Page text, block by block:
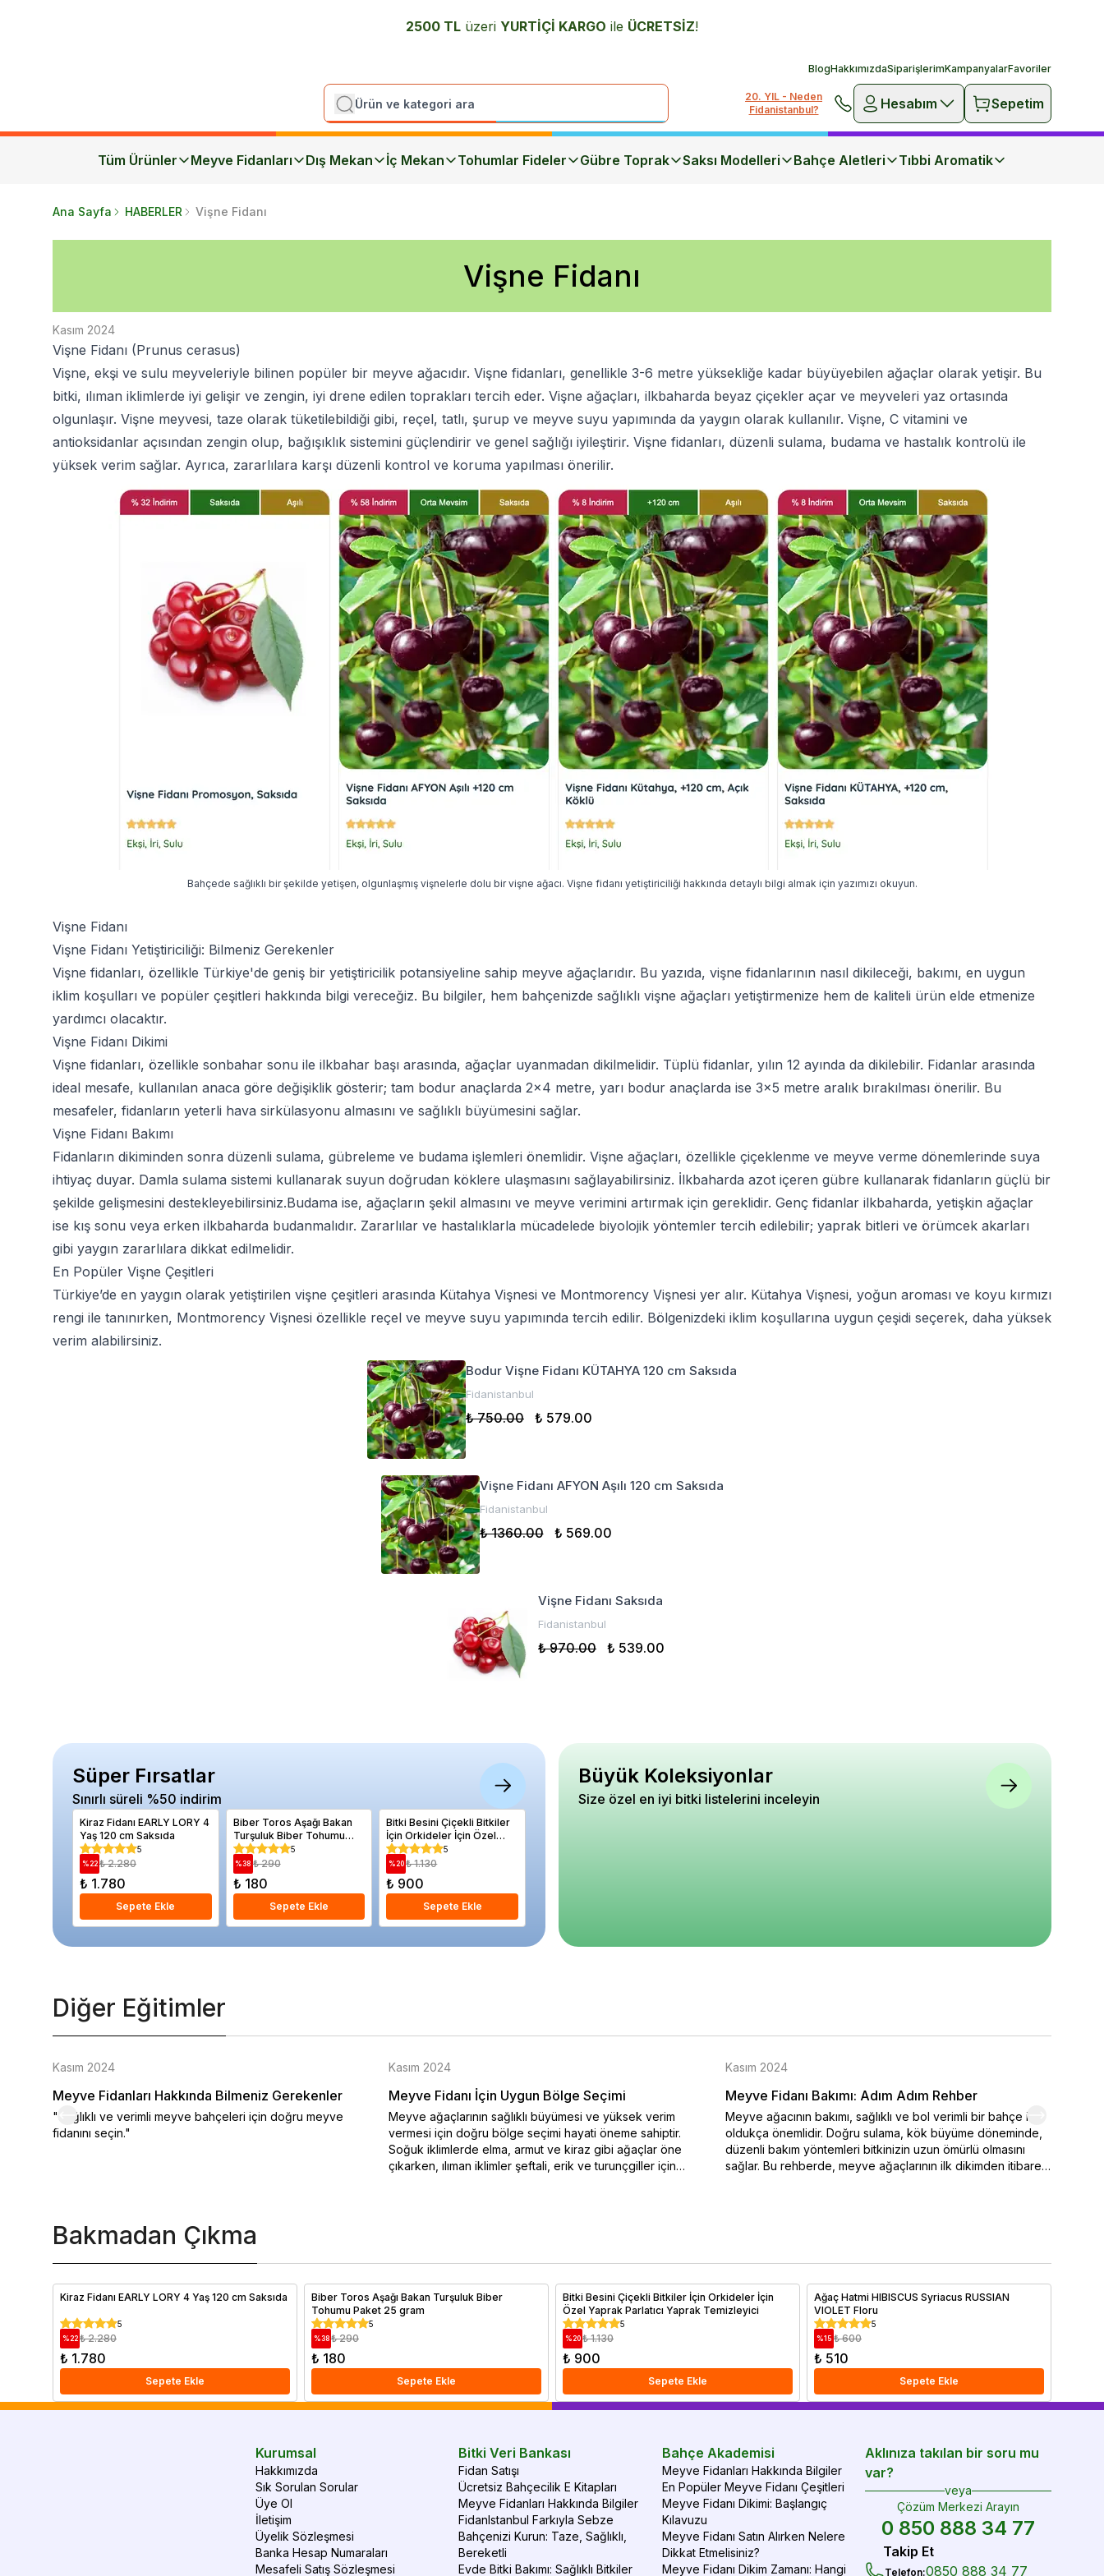
2500 TL üzeri YURTİÇİ KARGO ile ÜCRETSİZ!
BlogHakkımızdaSiparişlerimKampanyalarFavoriler
20. YIL - Neden
Fidanistanbul?
Hesabım Sepetim
Tüm Ürünler Meyve Fidanları Dış Mekan İç Mekan Tohumlar Fideler Gübre Toprak Saksı Modelleri Bahçe Aletleri Tıbbi Aromatik
Ana Sayfa HABERLER Vişne Fidanı
Vişne Fidanı
Kasım 2024
Vişne Fidanı (Prunus cerasus)
Vişne, ekşi ve sulu meyveleriyle bilinen popüler bir meyve ağacıdır. Vişne fidanları, genellikle 3-6 metre yüksekliğe kadar büyüyebilen ağaçlar olarak yetişir. Bu
bitki, ılıman iklimlerde iyi gelişir ve zengin, iyi drene edilen toprakları tercih eder. Vişne ağaçları, ilkbaharda beyaz çiçekler açar ve meyveleri yaz ortasında
olgunlaşır. Vişne meyvesi, taze olarak tüketilebildiği gibi, reçel, tatlı, şurup ve meyve suyu yapımında da yaygın olarak kullanılır. Vişne, C vitamini ve
antioksidanlar açısından zengin olup, bağışıklık sistemini güçlendirir ve genel sağlığı iyileştirir. Vişne fidanları, düzenli sulama, budama ve hastalık kontrolü ile
yüksek verim sağlar. Ayrıca, zararlılara karşı düzenli kontrol ve koruma yapılması önerilir.
Bahçede sağlıklı bir şekilde yetişen, olgunlaşmış vişnelerle dolu bir vişne ağacı. Vişne fidanı yetiştiriciliği hakkında detaylı bilgi almak için yazımızı okuyun.
Vişne Fidanı
Vişne Fidanı Yetiştiriciliği: Bilmeniz Gerekenler
Vişne fidanları, özellikle Türkiye'de geniş bir yetiştiricilik potansiyeline sahip meyve ağaçlarıdır. Bu yazıda, vişne fidanlarının nasıl dikileceği, bakımı, en uygun
iklim koşulları ve popüler çeşitleri hakkında bilgi vereceğiz. Bu bilgiler, hem bahçenizde sağlıklı vişne ağaçları yetiştirmenize hem de kaliteli ürün elde etmenize
yardımcı olacaktır.
Vişne Fidanı Dikimi
Vişne fidanları, özellikle sonbahar sonu ile ilkbahar başı arasında, ağaçlar uyanmadan dikilmelidir. Tüplü fidanlar, yılın 12 ayında da dikilebilir. Fidanlar arasında
ideal mesafe, kullanılan anaca göre değişiklik gösterir; tam bodur anaçlarda 2x4 metre, yarı bodur anaçlarda ise 3x5 metre aralık bırakılması önerilir. Bu
mesafeler, fidanların yeterli hava sirkülasyonu almasını ve sağlıklı büyümesini sağlar.
Vişne Fidanı Bakımı
Fidanların dikiminden sonra düzenli sulama, gübreleme ve budama işlemleri önemlidir. Vişne ağaçları, özellikle çiçeklenme ve meyve verme dönemlerinde suya
ihtiyaç duyar. Damla sulama sistemi kullanarak suyun doğrudan köklere ulaşmasını sağlayabilirsiniz. İlkbaharda azot içeren gübre kullanarak fidanların güçlü bir
şekilde gelişmesini destekleyebilirsiniz.Budama ise, ağaçların şekil almasını ve meyve verimini artırmak için gereklidir. Genç fidanlar ilkbaharda, yetişkin ağaçlar
ise kış sonu veya erken ilkbaharda budanmalıdır. Zararlılar ve hastalıklarla mücadelede biyolojik yöntemler tercih edilebilir; yaprak bitleri ve örümcek akarları
gibi yaygın zararlılara dikkat edilmelidir.
En Popüler Vişne Çeşitleri
Türkiye’de en yaygın olarak yetiştirilen vişne çeşitleri arasında Kütahya Vişnesi ve Montmorency Vişnesi yer alır. Kütahya Vişnesi, yoğun aroması ve koyu kırmızı
rengi ile tanınırken, Montmorency Vişnesi özellikle reçel ve meyve suyu yapımında tercih edilir. Bölgenizdeki iklim koşullarına uygun çeşidi seçerek, daha yüksek
verim alabilirsiniz.
Bodur Vişne Fidanı KÜTAHYA 120 cm Saksıda
Fidanistanbul
₺ 750.00 ₺ 579.00
Vişne Fidanı AFYON Aşılı 120 cm Saksıda
Fidanistanbul
₺ 1360.00 ₺ 569.00
Vişne Fidanı Saksıda
Fidanistanbul
₺ 970.00 ₺ 539.00
Süper Fırsatlar
Sınırlı süreli %50 indirim
Kiraz Fidanı EARLY LORY 4
Yaş 120 cm Saksıda
5
% 22 ₺ 2.280
₺ 1.780
Sepete Ekle
Biber Toros Aşağı Bakan
Turşuluk Biber Tohumu
Paket 25 gram
5
%38 ₺ 290
₺ 180
Sepete Ekle
Bitki Besini Çiçekli Bitkiler
İçin Orkideler İçin Özel
Yaprak Parlatıcı Yaprak
Temizleyici
5
% 20 ₺ 1.130
₺ 900
Sepete Ekle
Büyük Koleksiyonlar
Size özel en iyi bitki listelerini inceleyin
Diğer Eğitimler
Kasım 2024
Meyve Fidanları Hakkında Bilmeniz Gerekenler
"Sağlıklı ve verimli meyve bahçeleri için doğru meyve
fidanını seçin."
Kasım 2024
Meyve Fidanı İçin Uygun Bölge Seçimi
Meyve ağaçlarının sağlıklı büyümesi ve yüksek verim
vermesi için doğru bölge seçimi hayati öneme sahiptir.
Soğuk iklimlerde elma, armut ve kiraz gibi ağaçlar öne
çıkarken, ılıman iklimler şeftali, erik ve turunçgiller için
verimli ve sağlıklı meyve hasadı elde edebilirsiniz.
Kasım 2024
Meyve Fidanı Bakımı: Adım Adım Rehber
Meyve ağacının bakımı, sağlıklı ve bol verimli bir bahçe için
oldukça önemlidir. Doğru sulama, kök büyüme döneminde,
düzenli bakım yöntemleri bitkinizin uzun ömürlü olmasını
sağlar. Bu rehberde, meyve ağaçlarının ilk dikimden itibaren
almak için ipuçlarımızı hemen bitiriyoruz!
Bakmadan Çıkma
Kiraz Fidanı EARLY LORY 4 Yaş 120 cm Saksıda
5
% 22 ₺ 2.280
₺ 1.780
Sepete Ekle
Biber Toros Aşağı Bakan Turşuluk Biber
Tohumu Paket 25 gram
5
%38 ₺ 290
₺ 180
Sepete Ekle
Bitki Besini Çiçekli Bitkiler İçin Orkideler İçin
Özel Yaprak Parlatıcı Yaprak Temizleyici
5
% 20 ₺ 1.130
₺ 900
Sepete Ekle
Ağaç Hatmi HIBISCUS Syriacus RUSSIAN
VIOLET Floru
5
%15 ₺ 600
₺ 510
Sepete Ekle
Kurumsal
Hakkımızda
Sık Sorulan Sorular
Üye Ol
İletişim
Üyelik Sözleşmesi
Banka Hesap Numaraları
Mesafeli Satış Sözleşmesi
Bitki Veri Bankası
Fidan Satışı
Ücretsiz Bahçecilik E Kitapları
Meyve Fidanları Hakkında Bilgiler
FidanIstanbul Farkıyla Sebze
Bahçenizi Kurun: Taze, Sağlıklı,
Bereketli
Evde Bitki Bakımı: Sağlıklı Bitkiler
Bahçe Akademisi
Meyve Fidanları Hakkında Bilgiler
En Popüler Meyve Fidanı Çeşitleri
Meyve Fidanı Dikimi: Başlangıç
Kılavuzu
Meyve Fidanı Satın Alırken Nelere
Dikkat Etmelisiniz?
Meyve Fidanı Dikim Zamanı: Hangi
Aklınıza takılan bir soru mu
var?
veya
Çözüm Merkezi Arayın
0 850 888 34 77
Takip Et
Telefon:0850 888 34 77